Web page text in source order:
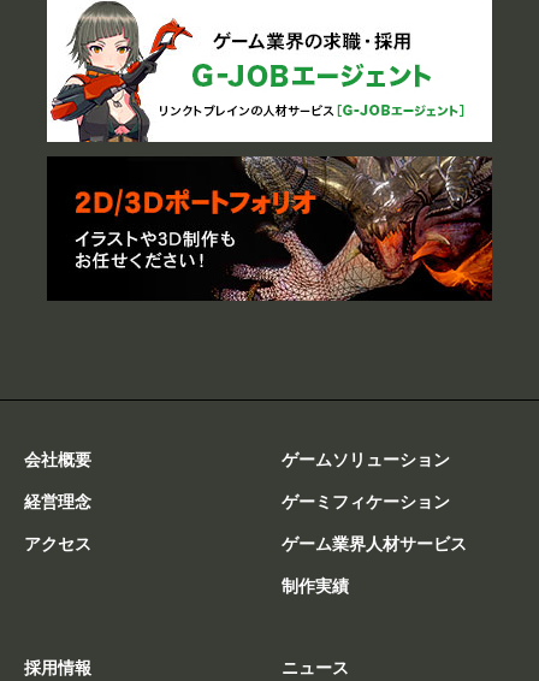
会社概要
経営理念
アクセス
ゲームソリューション
ゲーミフィケーション
ゲーム業界人材サービス
制作実績
採用情報
ニュース